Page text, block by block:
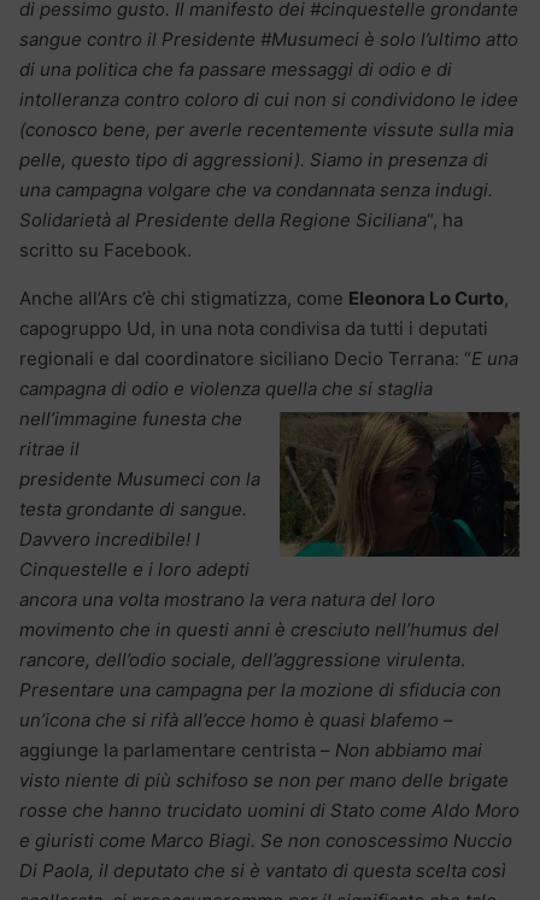
di pessimo gusto. Il manifesto dei #cinquestelle grondante
sangue contro il Presidente #Musumeci è solo l’ultimo atto
di una politica che fa passare messaggi di odio e di
intolleranza contro coloro di cui non si condividono le idee
(conosco bene, per averle recentemente vissute sulla mia
pelle, questo tipo di aggressioni). Siamo in presenza di
una campagna volgare che va condannata senza indugi.
Solidarietà al Presidente della Regione Siciliana“, ha
scritto su Facebook.
Anche all’Ars c’è chi stigmatizza, come Eleonora Lo Curto,
capogruppo Ud, in una nota condivisa da tutti i deputati
regionali e dal coordinatore siciliano Decio Terrana: “E una
campagna di odio e violenza quella che si staglia
nell’immagine funesta che
ritrae il
presidente Musumeci con la
testa grondante di sangue.
Davvero incredibile! I
Cinquestelle e i loro adepti
ancora una volta mostrano la vera natura del loro
movimento che in questi anni è cresciuto nell’humus del
rancore, dell’odio sociale, dell’aggressione virulenta.
Presentare una campagna per la mozione di sfiducia con
un’icona che si rifà all’ecce homo è quasi blafemo –
aggiunge la parlamentare centrista – Non abbiamo mai
visto niente di più schifoso se non per mano delle brigate
rosse che hanno trucidato uomini di Stato come Aldo Moro
e giuristi come Marco Biagi. Se non conoscessimo Nuccio
Di Paola, il deputato che si è vantato di questa scelta così